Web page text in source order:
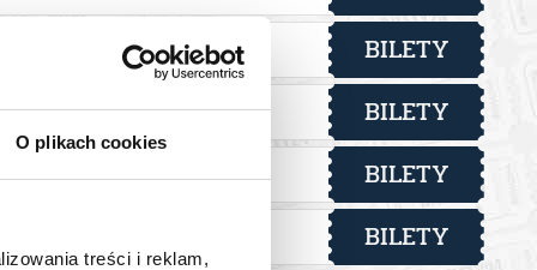
O plikach cookies
treści i reklam,
W przypadku spóźnienia czas wizyty nie ulega
pełnoletniej. W przypadku zakupu biletów grupowych
biletu można korzystać z sali wystawienniczej oraz z
zwrot środków potwierdzony komunikatem
od 2,00 pln BILETY
od 2,00 pln BILETY
od 2,00 pln BILETY
BILETY